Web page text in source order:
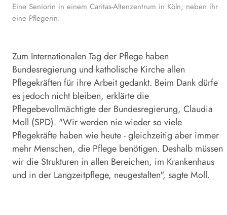
Eine Seniorin in einem Caritas-Altenzentrum in Köln; neben ihr
eine Pflegerin.
Zum Internationalen Tag der Pflege haben
Bundesregierung und katholische Kirche allen
Pflegekräften für ihre Arbeit gedankt. Beim Dank dürfe
es jedoch nicht bleiben, erklärte die
Pflegebevollmächtigte der Bundesregierung, Claudia
Moll (SPD). "Wir werden nie wieder so viele
Pflegekräfte haben wie heute - gleichzeitig aber immer
mehr Menschen, die Pflege benötigen. Deshalb müssen
wir die Strukturen in allen Bereichen, im Krankenhaus
und in der Langzeitpflege, neugestalten", sagte Moll.